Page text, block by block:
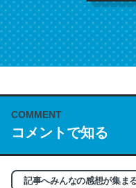
COMMENT
コメントで知る
記事へみんなの感想が集ま
これは名文。彼はとて
う。英語少しでも読め
れ好き。Let’s Fucking
─今のこの状況が信じられる